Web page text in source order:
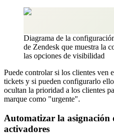
Diagrama de la
de Zendesk que muestra la
las opciones de visibilidad
Puede controlar si los clientes ven
tickets y si pueden configurarlo
ocultan la prioridad a los clientes
marque como "urgente".
Automatizar la asignación
activadores